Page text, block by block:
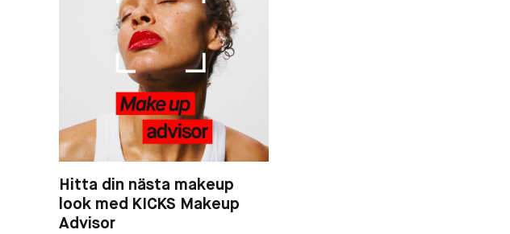
Hitta din nästa makeup
look med KICKS Makeup
Advisor